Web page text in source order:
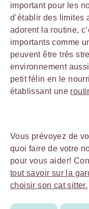
important pour les
d’établir des limites
adorent la routine,
importants comme
peuvent être très
environnement
petit félin en le
établissant une
Vous prévoyez de
quoi faire de votre
pour vous aider!
tout savoir sur la
choisir son cat sitter.